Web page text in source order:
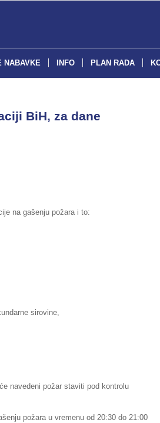
NABAVKE INFO PLAN RADA
BiH, za dane
na gašenju požara i to:
sirovine,
navedeni požar staviti pod kontrolu
požara u vremenu od 20:30 do 21:00